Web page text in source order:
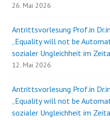
26. Mai 2026
Antrittsvorlesung Prof.in
„Equality will not be
sozialer Ungleichheit im
12. Mai 2026
Antrittsvorlesung Prof.in
„Equality will not be
sozialer Ungleichheit im